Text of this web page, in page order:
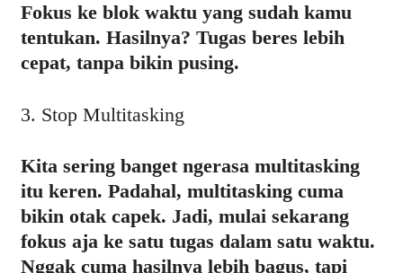
Fokus ke blok waktu yang sudah kamu
tentukan. Hasilnya? Tugas beres lebih
cepat, tanpa bikin pusing.
3. Stop Multitasking
Kita sering banget ngerasa multitasking
itu keren. Padahal, multitasking cuma
bikin otak capek. Jadi, mulai sekarang
fokus aja ke satu tugas dalam satu waktu.
Nggak cuma hasilnya lebih bagus, tapi